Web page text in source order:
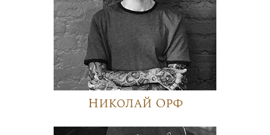
Николай Орф